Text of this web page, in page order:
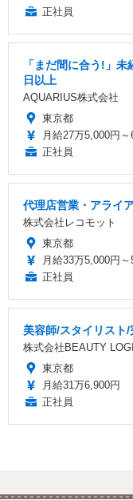
正社員
「まだ間に合う!」
日以上
AQUARIUS株式会社
東京都
月給27万5,000円～
正社員
代理店営業・アライ
株式会社レコモット
東京都
月給33万5,000円～
正社員
美容師/スタイリスト
株式会社BEAUTY
東京都
月給31万6,900円
正社員